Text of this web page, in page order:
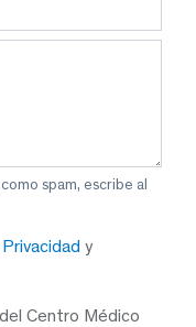
spam, escribe al
y
Centro Médico